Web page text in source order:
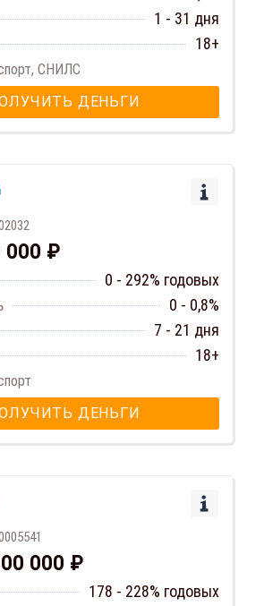
1 - 31 дня
18+
СНИЛС
ДЕНЬГИ
000 ₽
0 - 292% годовых
0 - 0,8%
7 - 21 дня
18+
ДЕНЬГИ
000 ₽
178 - 228% годовых